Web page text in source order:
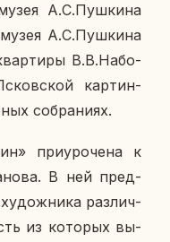
А.С.Пуш­ки­на
А.С.Пуш­ки­на
В.В.На­бо­
кар­тин­
со­бра­ни­ях.
при­уро­че­на к
В ней пред­
раз­лич­
из ко­то­рых вы­